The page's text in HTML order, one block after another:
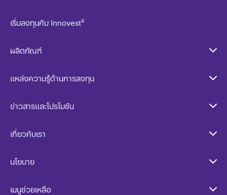
เริ่มลงทุนกับ Innovestx
ผลิตภัณฑ์
แหล่งความรู้ด้านการลงทุน
ข่าวสารและโปรโมชัน
เกี่ยวกับเรา
นโยบาย​
เมนูช่วยเหลือ